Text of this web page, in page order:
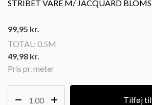
STRIBET VARE M/ JACQUARD
Pris pr. meter
99,95 kr.
TOTAL: 0.5M
49,98 kr.
Tilføj